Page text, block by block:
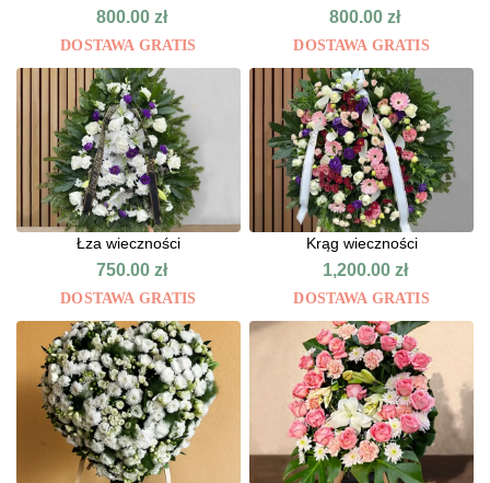
800.00 zł
DOSTAWA GRATIS
tonacjach
800.00zł
DOSTAWA GRATIS
Łza wieczności
750.00 zł
DOSTAWA GRATIS
Krąg wieczności
1,200.00 zł
DOSTAWA GRATIS